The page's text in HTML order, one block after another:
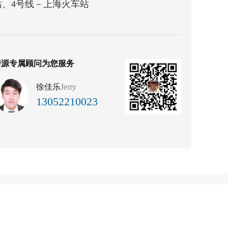
、4号线－上海火车站
专属顾问为您服务
徐佳乐Jerry
13052210023